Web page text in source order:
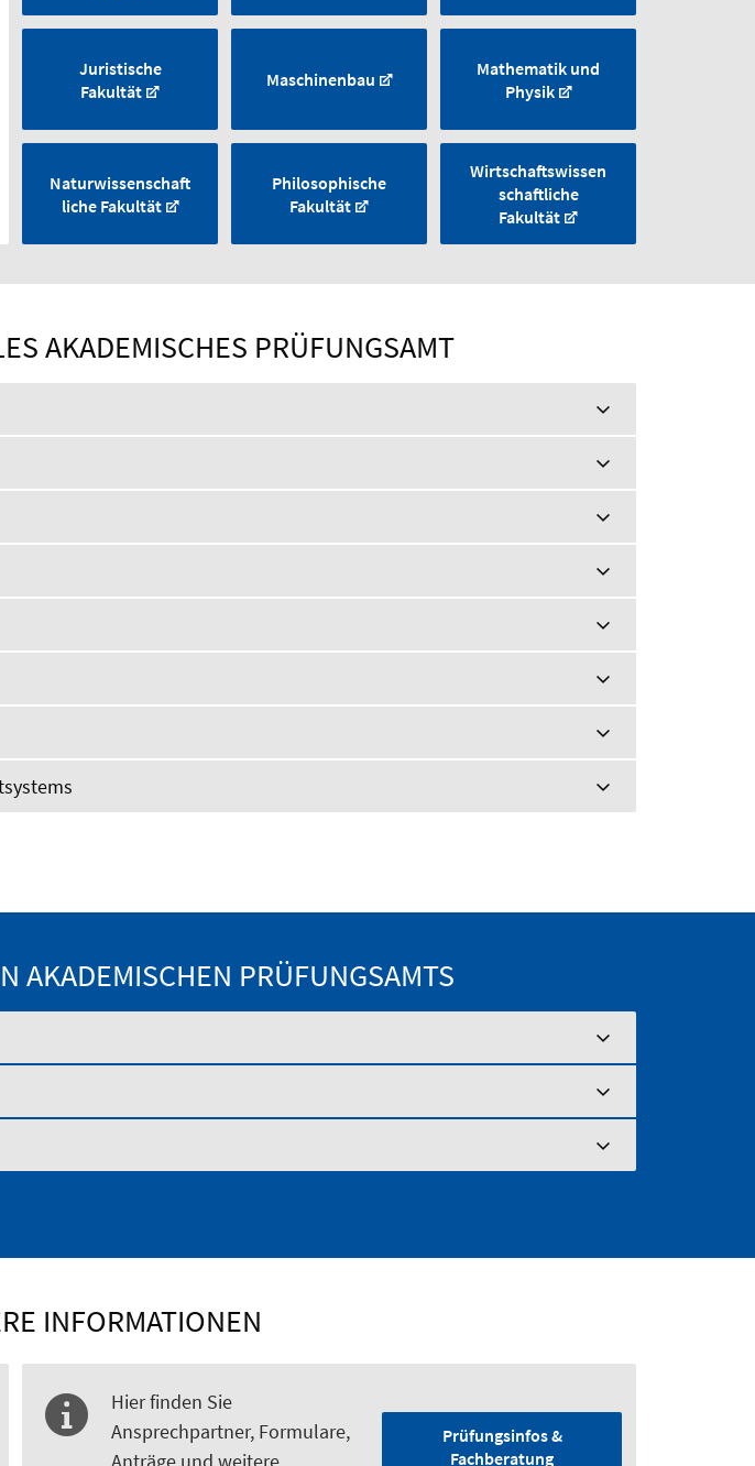
Juristische
Fakultät
Maschinenbau
Mathematik und
Physik
Naturwissenschaft
liche Fakultät
Philosophische
Fakultät
Wirtschaftswissen
schaftliche
Fakultät
AKADEMISCHES PRÜFUNGSAMT
AKADEMISCHEN PRÜFUNGSAMTS
INFORMATIONEN
Hier finden Sie
Ansprechpartner, Formulare,
Prüfungsinfos &
Fachberatung